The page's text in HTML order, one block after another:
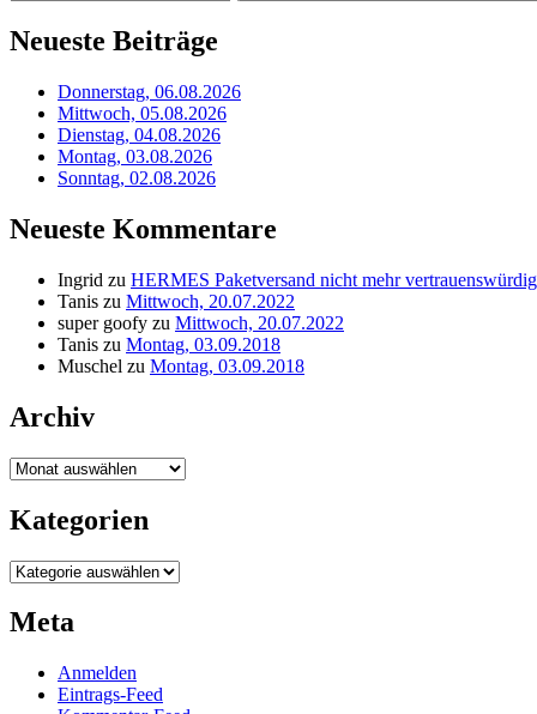
Neueste Beiträge
Donnerstag, 06.08.2026
Mittwoch, 05.08.2026
Dienstag, 04.08.2026
Montag, 03.08.2026
Sonntag, 02.08.2026
Neueste Kommentare
Ingrid zu HERMES Paketversand nicht mehr vertrauenswürdig
Tanis zu Mittwoch, 20.07.2022
super goofy zu Mittwoch, 20.07.2022
Tanis zu Montag, 03.09.2018
Muschel zu Montag, 03.09.2018
Archiv
Archiv
Kategorien
Kategorien
Meta
Anmelden
Eintrags-Feed